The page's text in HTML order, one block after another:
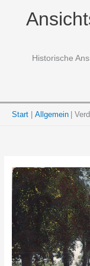
Historische
Start Allgemein